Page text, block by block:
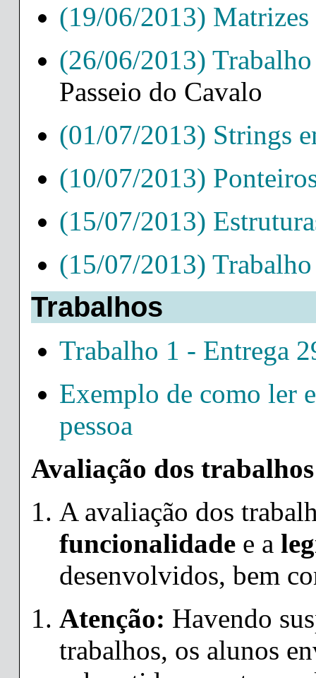
(19/06/2013) Matrizes
(26/06/2013)
Passeio do Cavalo
(01/07/2013) Strings
(10/07/2013)
(15/07/2013)
(15/07/2013)
Trabalhos
Trabalho 1 - Entrega
Exemplo de como ler
pessoa
Avaliação dos trabalhos
A avaliação dos
funcionalidade e a
desenvolvidos, bem
Atenção: Havendo
trabalhos, os alunos